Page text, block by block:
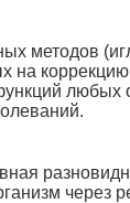
методов
на
любых
через